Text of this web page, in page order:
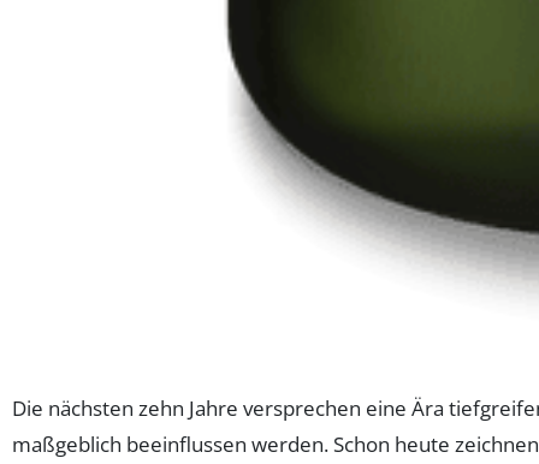
Die nächsten zehn Jahre versprechen eine Ära
maßgeblich beeinflussen werden. Schon heute